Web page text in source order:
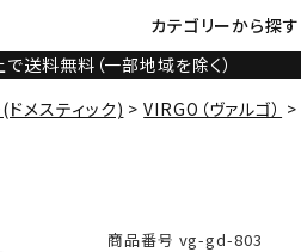
カテゴリーから探す
送料無料（一部地域を除く）
メスティック) VIRGO（ヴァルゴ）
商品番号 vg-gd-803